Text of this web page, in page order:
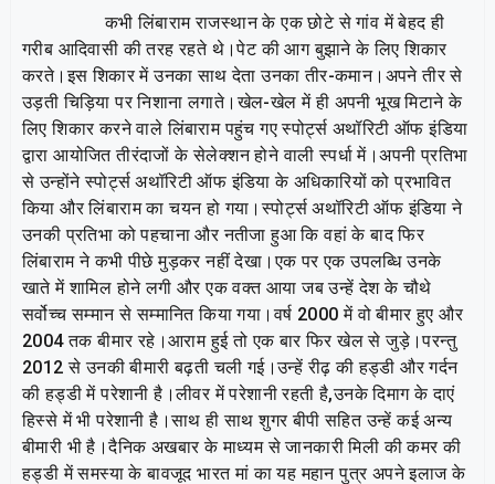
कभी लिंबाराम राजस्थान के एक छोटे से गांव में बेहद ही
गरीब आदिवासी की तरह रहते थे।पेट की आग बुझाने के लिए शिकार
करते।इस शिकार में उनका साथ देता उनका तीर-कमान।अपने तीर से
उड़ती चिड़िया पर निशाना लगाते।खेल-खेल में ही अपनी भूख मिटाने के
लिए शिकार करने वाले लिंबाराम पहुंच गए स्पोर्ट्स अथॉरिटी ऑफ इंडिया
द्वारा आयोजित तीरंदाजों के सेलेक्शन होने वाली स्पर्धा में।अपनी प्रतिभा
से उन्होंने स्पोर्ट्स अथॉरिटी ऑफ इंडिया के अधिकारियों को प्रभावित
किया और लिंबाराम का चयन हो गया।स्पोर्ट्स अथॉरिटी ऑफ इंडिया ने
उनकी प्रतिभा को पहचाना और नतीजा हुआ कि वहां के बाद फिर
लिंबाराम ने कभी पीछे मुड़कर नहीं देखा।एक पर एक उपलब्धि उनके
खाते में शामिल होने लगी और एक वक्त आया जब उन्हें देश के चौथे
सर्वोच्च सम्मान से सम्मानित किया गया।वर्ष 2000 में वो बीमार हुए और
2004 तक बीमार रहे।आराम हुई तो एक बार फिर खेल से जुड़े।परन्तु
2012 से उनकी बीमारी बढ़ती चली गई।उन्हें रीढ़ की हड्डी और गर्दन
की हड्डी में परेशानी है।लीवर में परेशानी रहती है,उनके दिमाग के दाएं
हिस्से में भी परेशानी है।साथ ही साथ शुगर बीपी सहित उन्हें कई अन्य
बीमारी भी है।दैनिक अखबार के माध्यम से जानकारी मिली की कमर की
हड्डी में समस्या के बावजूद भारत मां का यह महान पुत्र अपने इलाज के